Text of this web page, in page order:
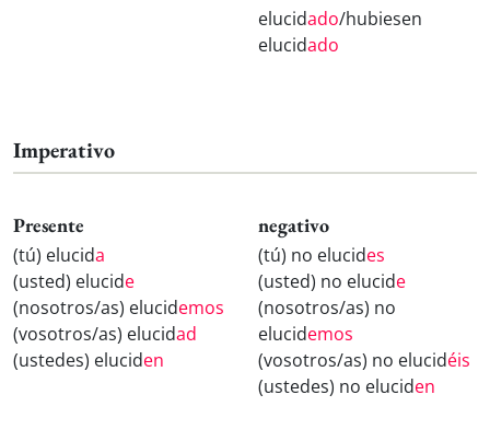
elucidado/hubiesen
elucidado
Imperativo
Presente
(tú) elucida
(usted) elucide
(nosotros/as) elucidemos
(vosotros/as) elucidad
(ustedes) eluciden
negativo
(tú) no elucides
(usted) no elucide
(nosotros/as) no
elucidemos
(vosotros/as) no elucidéis
(ustedes) no eluciden